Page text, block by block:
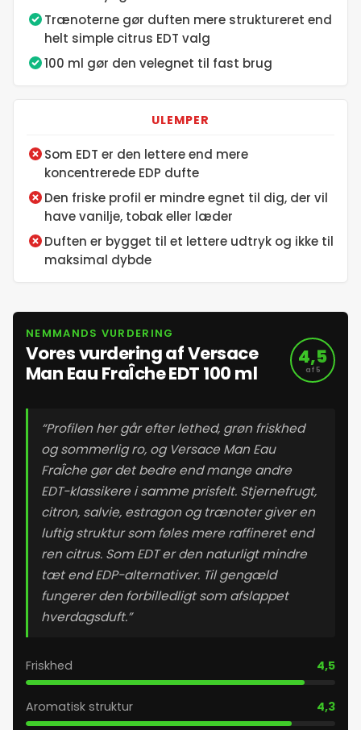
14. maj 2026
15. maj 2026
17. maj 2026
18. maj 2026
19. maj 2026
21. maj 2026
22. maj 2026
23. maj 2026
24. maj 2026
25. maj 2026
26. maj 2026
27. maj 2026
28. maj 2026
29. maj 2026
Trænoterne gør duften mere struktureret end
helt simple citrus EDT valg
100 ml gør den velegnet til fast brug
ULEMPER
Som EDT er den lettere end mere
koncentrerede EDP dufte
Den friske profil er mindre egnet til dig, der vil
have vanilje, tobak eller læder
Duften er bygget til et lettere udtryk og ikke til
maksimal dybde
NEMMANDS VURDERING
Vores vurdering af Versace
Man Eau FraÎche EDT 100 ml
4,5
af 5
“Profilen her går efter lethed, grøn friskhed
og sommerlig ro, og Versace Man Eau
FraÎche gør det bedre end mange andre
EDT-klassikere i samme prisfelt. Stjernefrugt,
citron, salvie, estragon og trænoter giver en
luftig struktur som føles mere raffineret end
ren citrus. Som EDT er den naturligt mindre
tæt end EDP-alternativer. Til gengæld
fungerer den forbilledligt som afslappet
hverdagsduft.”
Friskhed 4,5
Aromatisk struktur 4,3